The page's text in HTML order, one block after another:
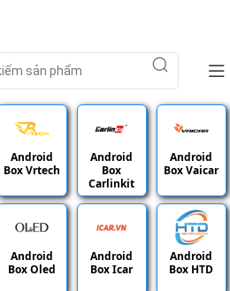
Android
Box Vrtech
Android
Box
Carlinkit
Android
Box Vaicar
Android
Box Oled
Android
Box Icar
Android
Box HTD